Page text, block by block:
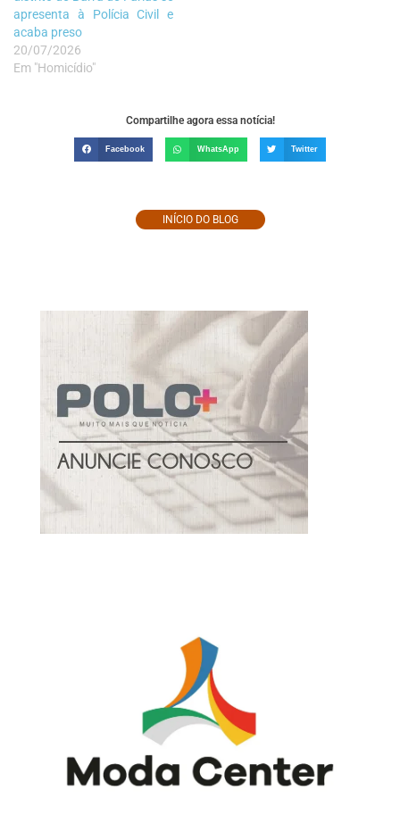
apresenta à Polícia Civil e
acaba preso
20/07/2026
Em "Homicídio"
Compartilhe agora essa notícia!
Facebook WhatsApp Twitter
INÍCIO DO BLOG